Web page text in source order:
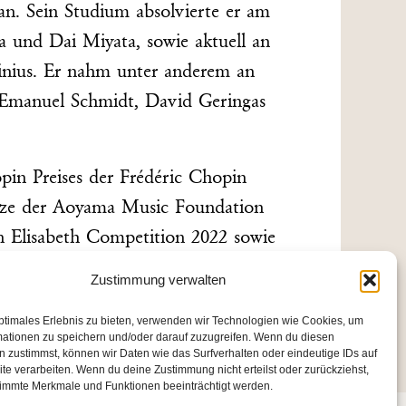
Zustimmung verwalten
Erlebnis zu bieten, verwenden wir Technologien wie Cookies, um
zu speichern und/oder darauf zuzugreifen. Wenn du diesen
zustimmst, können wir Daten wie das Surfverhalten oder eindeutige IDs auf
verarbeiten. Wenn du deine Zustimmung nicht erteilst oder zurückziehst,
Merkmale und Funktionen beeinträchtigt werden.
Sein Studium absolvierte er am
und Dai Miyata, sowie aktuell an
Er nahm unter anderem an
Schmidt, David Geringas
Preises der Frédéric Chopin
der Aoyama Music Foundation
Elisabeth Competition 2022 sowie
auf.